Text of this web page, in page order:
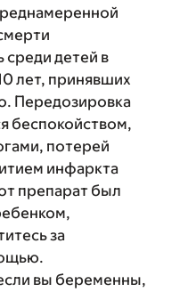
среди детей в
лет, принявших
Передозировка
беспокойством,
потерей
инфаркта
препарат был
за
вы беременны,